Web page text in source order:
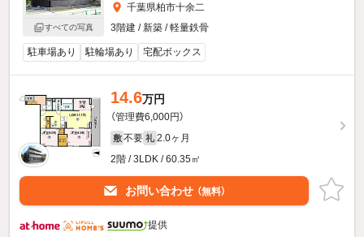
すべての写真
千葉県柏市十余二
3階建 / 新築 / 軽量鉄骨
駐車場あり 駐輪場あり 宅配ボックス
14.6万円
（管理費6,000円）
敷 不要 礼 2.0ヶ月
2階 / 3LDK / 60.35㎡
お問い合わせ （無料）
提供